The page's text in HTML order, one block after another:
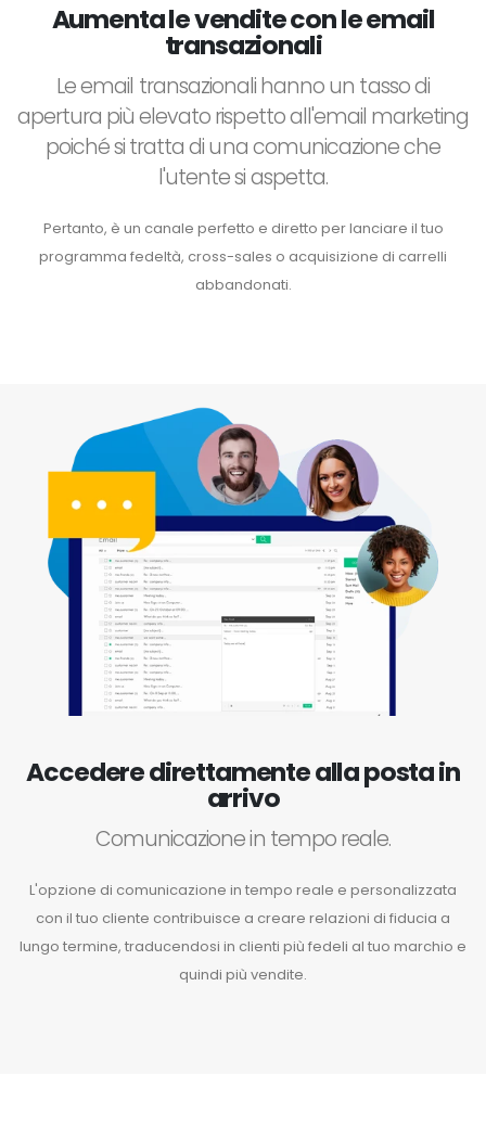
Aumenta le vendite con le email
transazionali
Le email transazionali hanno un tasso di
apertura più elevato rispetto all'email marketing
poiché si tratta di una comunicazione che
l'utente si aspetta.
Pertanto, è un canale perfetto e diretto per lanciare il tuo
programma fedeltà, cross-sales o acquisizione di carrelli
abbandonati.
Accedere direttamente alla posta in
arrivo
Comunicazione in tempo reale.
L'opzione di comunicazione in tempo reale e personalizzata
con il tuo cliente contribuisce a creare relazioni di fiducia a
lungo termine, traducendosi in clienti più fedeli al tuo marchio e
quindi più vendite.